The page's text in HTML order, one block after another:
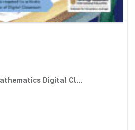
Digital Cl...